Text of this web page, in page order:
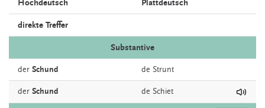
Hochdeutsch Plattdeutsch
direkte Treffer
Substantive
der Schund de Strunt
der Schund de Schiet